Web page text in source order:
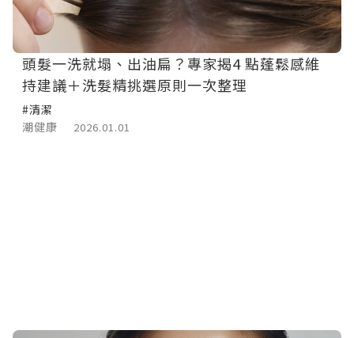
頭髮一洗就塌、出油扁？專家揭4 點蓬鬆感維
持建議＋洗髮精挑選原則一次整理
#清潔
潮健康
2026.01.01